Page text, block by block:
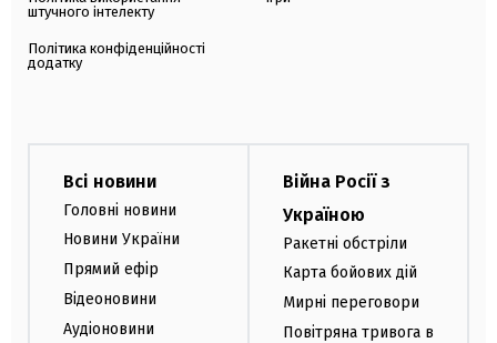
штучного інтелекту
Політика конфіденційності
додатку
Всі новини
Головні новини
Новини України
Прямий ефір
Відеоновини
Аудіоновини
Війна Росії з
Україною
Ракетні обстріли
Карта бойових дій
Мирні переговори
Повітряна тривога в